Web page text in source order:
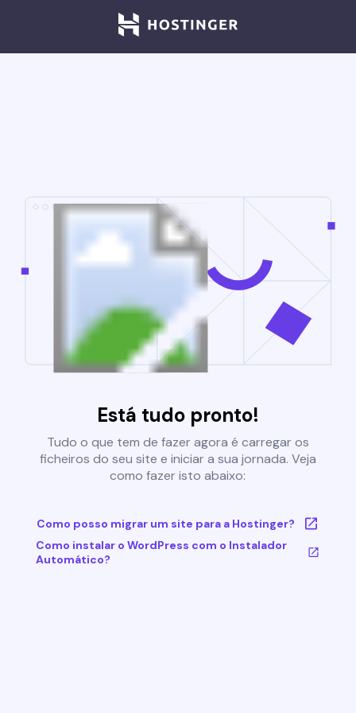
Está tudo pronto!
Tudo o que tem de fazer agora é carregar os
ficheiros do seu site e iniciar a sua jornada. Veja
como fazer isto abaixo:
Como posso migrar um site para a Hostinger?
Como instalar o WordPress com o Instalador
Automático?